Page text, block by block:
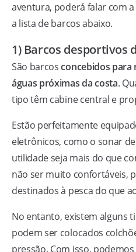
aventura, poderá falar com a
a lista de barcos abaixo.
1) Barcos desportivos
São barcosconcebidos para
águas próximas da costa.
tipo têm cabine central e
Estão perfeitamente
eletrônicos, como o sonar
utilidade seja mais do que
não ser muito confortáveis,
destinados à pesca do que
No entanto, existem alguns
podem ser colocados
pressão. Com isso,